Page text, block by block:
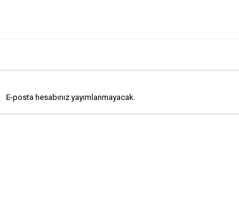
E-posta hesabınız yayımlanmayacak.